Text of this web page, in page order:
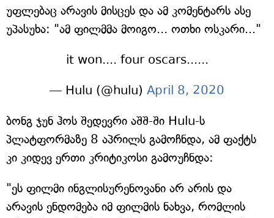
უფლებაც არავის მისცეს და ამ კომენტარს ასე
უპასუხა: "ამ ფილმმა მოიგო... ოთხი ოსკარი..."
it won.... four oscars......
— Hulu (@hulu) April 8, 2020
ბონგ ჯუნ ჰოს შედევრი აშშ-ში Hulu-ს
პლატფორმაზე 8 აპრილს გამოჩნდა, ამ ფაქტს
კი კიდევ ერთი კრიტიკოსი გამოუჩნდა:
"ეს ფილმი ინგლისურენოვანი არ არის და
არავის ენდომება იმ ფილმის ნახვა, რომლის